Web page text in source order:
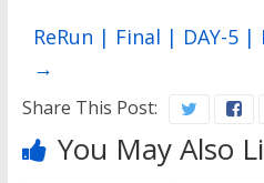
ReRun | Final | DAY-5 |
→
Share This Post:
You May Also